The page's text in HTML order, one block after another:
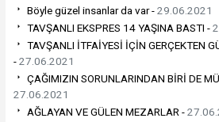
Böyle güzel insanlar da var -29.06.2021
TAVŞANLI EKSPRES 14 YAŞINA BASTI -
TAVŞANLI İTFAİYESİ İÇİN GERÇEKTEN
-27.06.2021
ÇAĞIMIZIN SORUNLARINDAN BİRİ DE
27.06.2021
AĞLAYAN VE GÜLEN MEZARLAR -